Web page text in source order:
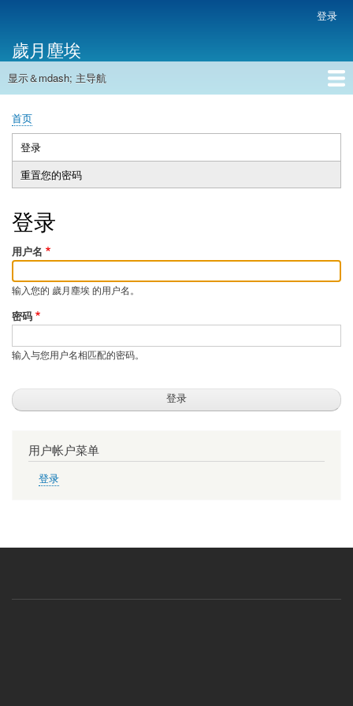
主
内
帐
户
菜
单
登录
歲月塵埃
主
航
显示＆mdash; 主导航
首页
面
包
屑
首页
主
标
登录
动
标
重置您的密码
登录
用户名
输入您的 歲月塵埃 的用户名。
密码
输入与您用户名相匹配的密码。
用户帐户菜单
登录